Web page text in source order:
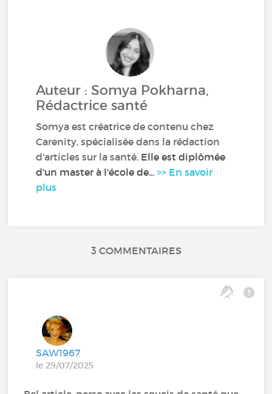
Auteur : Somya Pokharna,
Rédactrice santé
Somya est créatrice de contenu chez
Carenity, spécialisée dans la rédaction
d'articles sur la santé. Elle est diplômée
d'un master à l'école de...>> En savoir
plus
3 COMMENTAIRES
SAW1967
le 29/07/2025